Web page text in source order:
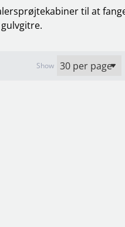
til at
Show